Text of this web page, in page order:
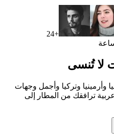
+24
لا تُنسى
وأرمينيا وتركيا وأجمل وجهات
ترافقك من المطار إلى